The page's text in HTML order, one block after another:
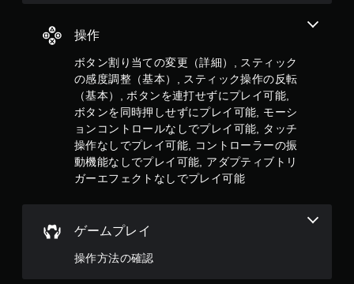
操作
ボタン割り当ての変更（詳細）, スティック
の感度調整（基本）, スティック操作の反転
（基本）, ボタンを連打せずにプレイ可能,
ボタンを同時押しせずにプレイ可能, モーシ
ョンコントロールなしでプレイ可能, タッチ
操作なしでプレイ可能, コントローラーの振
動機能なしでプレイ可能, アダプティブトリ
ガーエフェクトなしでプレイ可能
ム
の
プ
レ
イ
や
メ
ニ
ュ
ー
操
き
す
ゲームプレイ
操作方法の確認